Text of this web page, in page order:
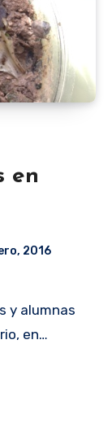
en
2016
en…